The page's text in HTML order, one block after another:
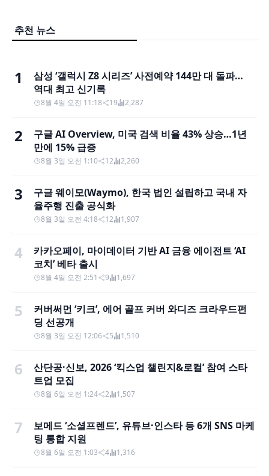
추천 뉴스
1
삼성 ‘갤럭시 Z8 시리즈’ 사전예약 144만 대 돌파…
역대 최고 신기록
8월 4일 오전 11:18 19 2,287
2
구글 AI Overview, 미국 검색 비율 43% 상승…1년
만에 15% 급증
8월 3일 오전 1:10 12 2,260
3
구글 웨이모(Waymo), 한국 법인 설립하고 국내 자
율주행 진출 공식화
8월 3일 오전 4:18 12 1,907
4
카카오페이, 마이데이터 기반 AI 금융 에이전트 ‘AI
코치’ 베타 출시
8월 4일 오전 2:51 9 1,697
5
커버써먼 ‘키크’, 에어 골프 커버 와디즈 크라우드펀
딩 선공개
8월 3일 오전 12:06 5 1,510
6
산단공·신보, 2026 ‘킥스업 챌린지&로컬’ 참여 스타
트업 모집
8월 6일 오전 1:24 2 1,507
7
보메드 ‘소셜프렌드’, 유튜브·인스타 등 6개 SNS 마케
팅 통합 지원
8월 6일 오전 1:03 4 1,316